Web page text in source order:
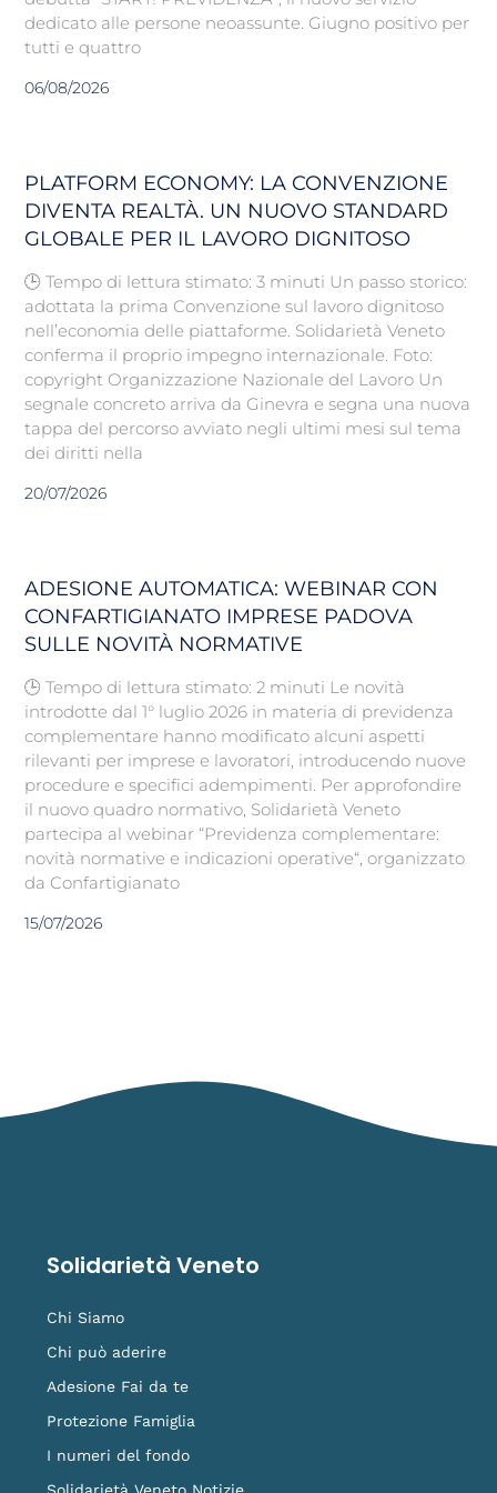
dedicato alle persone neoassunte. Giugno positivo per
tutti e quattro
06/08/2026
PLATFORM ECONOMY: LA CONVENZIONE
DIVENTA REALTÀ. UN NUOVO STANDARD
GLOBALE PER IL LAVORO DIGNITOSO
🕒 Tempo di lettura stimato: 3 minuti Un passo storico:
adottata la prima Convenzione sul lavoro dignitoso
nell’economia delle piattaforme. Solidarietà Veneto
conferma il proprio impegno internazionale. Foto:
copyright Organizzazione Nazionale del Lavoro Un
segnale concreto arriva da Ginevra e segna una nuova
tappa del percorso avviato negli ultimi mesi sul tema
dei diritti nella
20/07/2026
ADESIONE AUTOMATICA: WEBINAR CON
CONFARTIGIANATO IMPRESE PADOVA
SULLE NOVITÀ NORMATIVE
🕒 Tempo di lettura stimato: 2 minuti Le novità
introdotte dal 1° luglio 2026 in materia di previdenza
complementare hanno modificato alcuni aspetti
rilevanti per imprese e lavoratori, introducendo nuove
procedure e specifici adempimenti. Per approfondire
il nuovo quadro normativo, Solidarietà Veneto
partecipa al webinar “Previdenza complementare:
novità normative e indicazioni operative“, organizzato
da Confartigianato
15/07/2026
Solidarietà Veneto
Chi Siamo
Chi può aderire
Adesione Fai da te
Protezione Famiglia
I numeri del fondo